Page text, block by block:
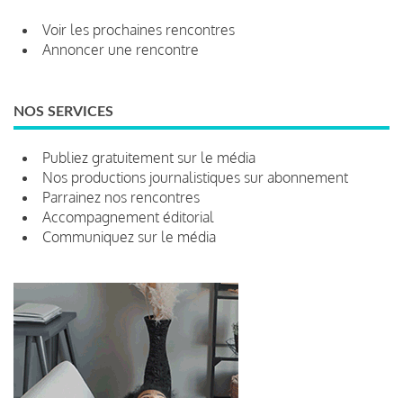
Voir les prochaines rencontres
Annoncer une rencontre
NOS SERVICES
Publiez gratuitement sur le média
Nos productions journalistiques sur abonnement
Parrainez nos rencontres
Accompagnement éditorial
Communiquez sur le média